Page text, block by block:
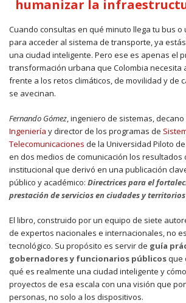
humanizar la
Cuando consultas en qué minuto llega tu bus o
para acceder al sistema de transporte, ya
una ciudad inteligente. Pero ese es apenas el
transformación urbana que Colombia necesita
frente a los retos climáticos, de movilidad y de
se avecinan.
Fernando Gómez, ingeniero de sistemas, decano
Ingeniería y director de los programas de
Telecomunicaciones de la Universidad Piloto
en dos medios de comunicación los resultados
institucional que derivó en una publicación
público y académico: Directrices para el
prestación de servicios en ciudades y
El libro, construido por un equipo de siete
de expertos nacionales e internacionales, no
tecnológico. Su propósito es servir de guía
gobernadores y funcionarios públicosque
qué es realmente una ciudad inteligente y
proyectos de esa escala con una visión que
personas, no solo a los dispositivos.